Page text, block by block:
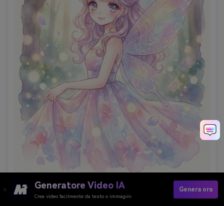
acquerello fata principessa
Trasforma la foto caricata in una sognante principessa
Generatore Video IA
Crea video facilmente da testo o immagini
Genera ora